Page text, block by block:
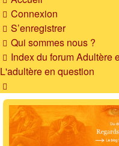
Connexion
S’enregistrer
Qui sommes nous ?
Index du forumAdultère
L'adultère en question